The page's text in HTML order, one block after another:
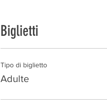
Biglietti
Tipo di biglietto
Adulte